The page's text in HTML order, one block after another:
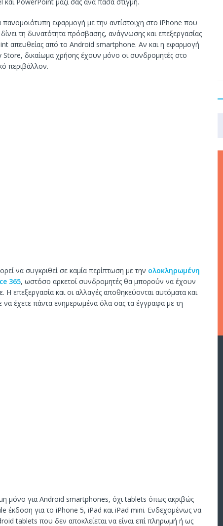
πανομοιότυπη εφαρμογή με την αντίστοιχη στο iPhone που
τη δυνατότητα πρόσβασης, ανάγνωσης και επεξεργασίας
απευθείας από το Android smartphone. Αν και η εφαρμογή
Store, δικαίωμα χρήσης έχουν μόνο οι συνδρομητές στο
περιβάλλον.
να συγκριθεί σε καμία περίπτωση με την ολοκληρωμένη
365, ωστόσο αρκετοί συνδρομητές θα μπορούν να έχουν
και οι αλλαγές αποθηκεύονται αυτόματα και
να έχετε πάντα ενημερωμένα όλα σας τα έγγραφα με τη
μόνο για Android smartphones, όχι tablets όπως ακριβώς
έκδοση για το iPhone 5, iPad και iPad mini. Ενδεχομένως να
tablets που δεν αποκλείεται να είναι επί πληρωμή ή ως